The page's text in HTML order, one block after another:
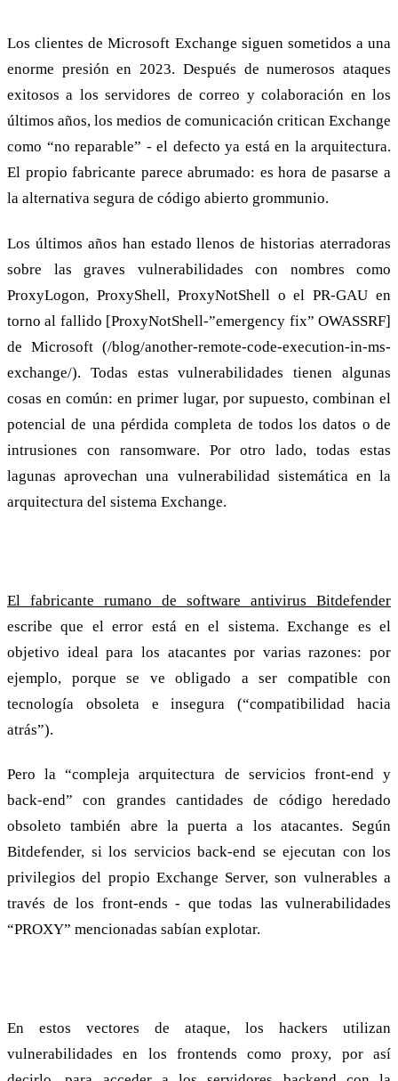
Los clientes de Microsoft Exchange siguen sometidos a una
enorme presión en 2023. Después de numerosos ataques
exitosos a los servidores de correo y colaboración en los
últimos años, los medios de comunicación critican Exchange
como “no reparable” - el defecto ya está en la arquitectura.
El propio fabricante parece abrumado: es hora de pasarse a
la alternativa segura de código abierto grommunio.
Los últimos años han estado llenos de historias aterradoras
sobre las graves vulnerabilidades con nombres como
ProxyLogon, ProxyShell, ProxyNotShell o el PR-GAU en
torno al fallido [ProxyNotShell-”emergency fix” OWASSRF]
de Microsoft (/blog/another-remote-code-execution-in-ms-
exchange/). Todas estas vulnerabilidades tienen algunas
cosas en común: en primer lugar, por supuesto, combinan el
potencial de una pérdida completa de todos los datos o de
intrusiones con ransomware. Por otro lado, todas estas
lagunas aprovechan una vulnerabilidad sistemática en la
arquitectura del sistema Exchange.
El fabricante rumano de software antivirus Bitdefender
escribe que el error está en el sistema. Exchange es el
objetivo ideal para los atacantes por varias razones: por
ejemplo, porque se ve obligado a ser compatible con
tecnología obsoleta e insegura (“compatibilidad hacia
atrás”).
Pero la “compleja arquitectura de servicios front-end y
back-end” con grandes cantidades de código heredado
obsoleto también abre la puerta a los atacantes. Según
Bitdefender, si los servicios back-end se ejecutan con los
privilegios del propio Exchange Server, son vulnerables a
través de los front-ends - que todas las vulnerabilidades
“PROXY” mencionadas sabían explotar.
En estos vectores de ataque, los hackers utilizan
vulnerabilidades en los frontends como proxy, por así